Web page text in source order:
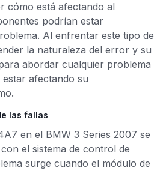
cómo está afectando al
podrían estar
Al enfrentar este tipo de
la naturaleza del error y su
abordar cualquier problema
afectando su
las fallas
en el BMW 3 Series 2007 se
el sistema de control de
surge cuando el módulo de